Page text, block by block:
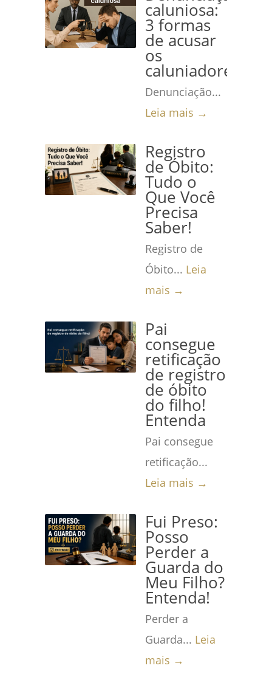
caluniosa:
3 formas
de acusar
os
caluniadores
Denunciação...
Leia mais →
Registro
de Óbito:
Tudo o
Que Você
Precisa
Saber!
Registro de
Óbito... Leia
mais →
Pai
consegue
retificação
de registro
de óbito
do filho!
Entenda
Pai consegue
retificação...
Leia mais →
Fui Preso:
Posso
Perder a
Guarda do
Meu Filho?
Entenda!
Perder a
Guarda... Leia
mais →